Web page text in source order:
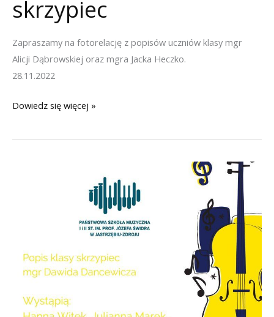
skrzypiec
Zapraszamy na fotorelację z popisów uczniów klasy mgr
Alicji Dąbrowskiej oraz mgra Jacka Heczko.
28.11.2022
Popis
klas
Dowiedz się więcej »